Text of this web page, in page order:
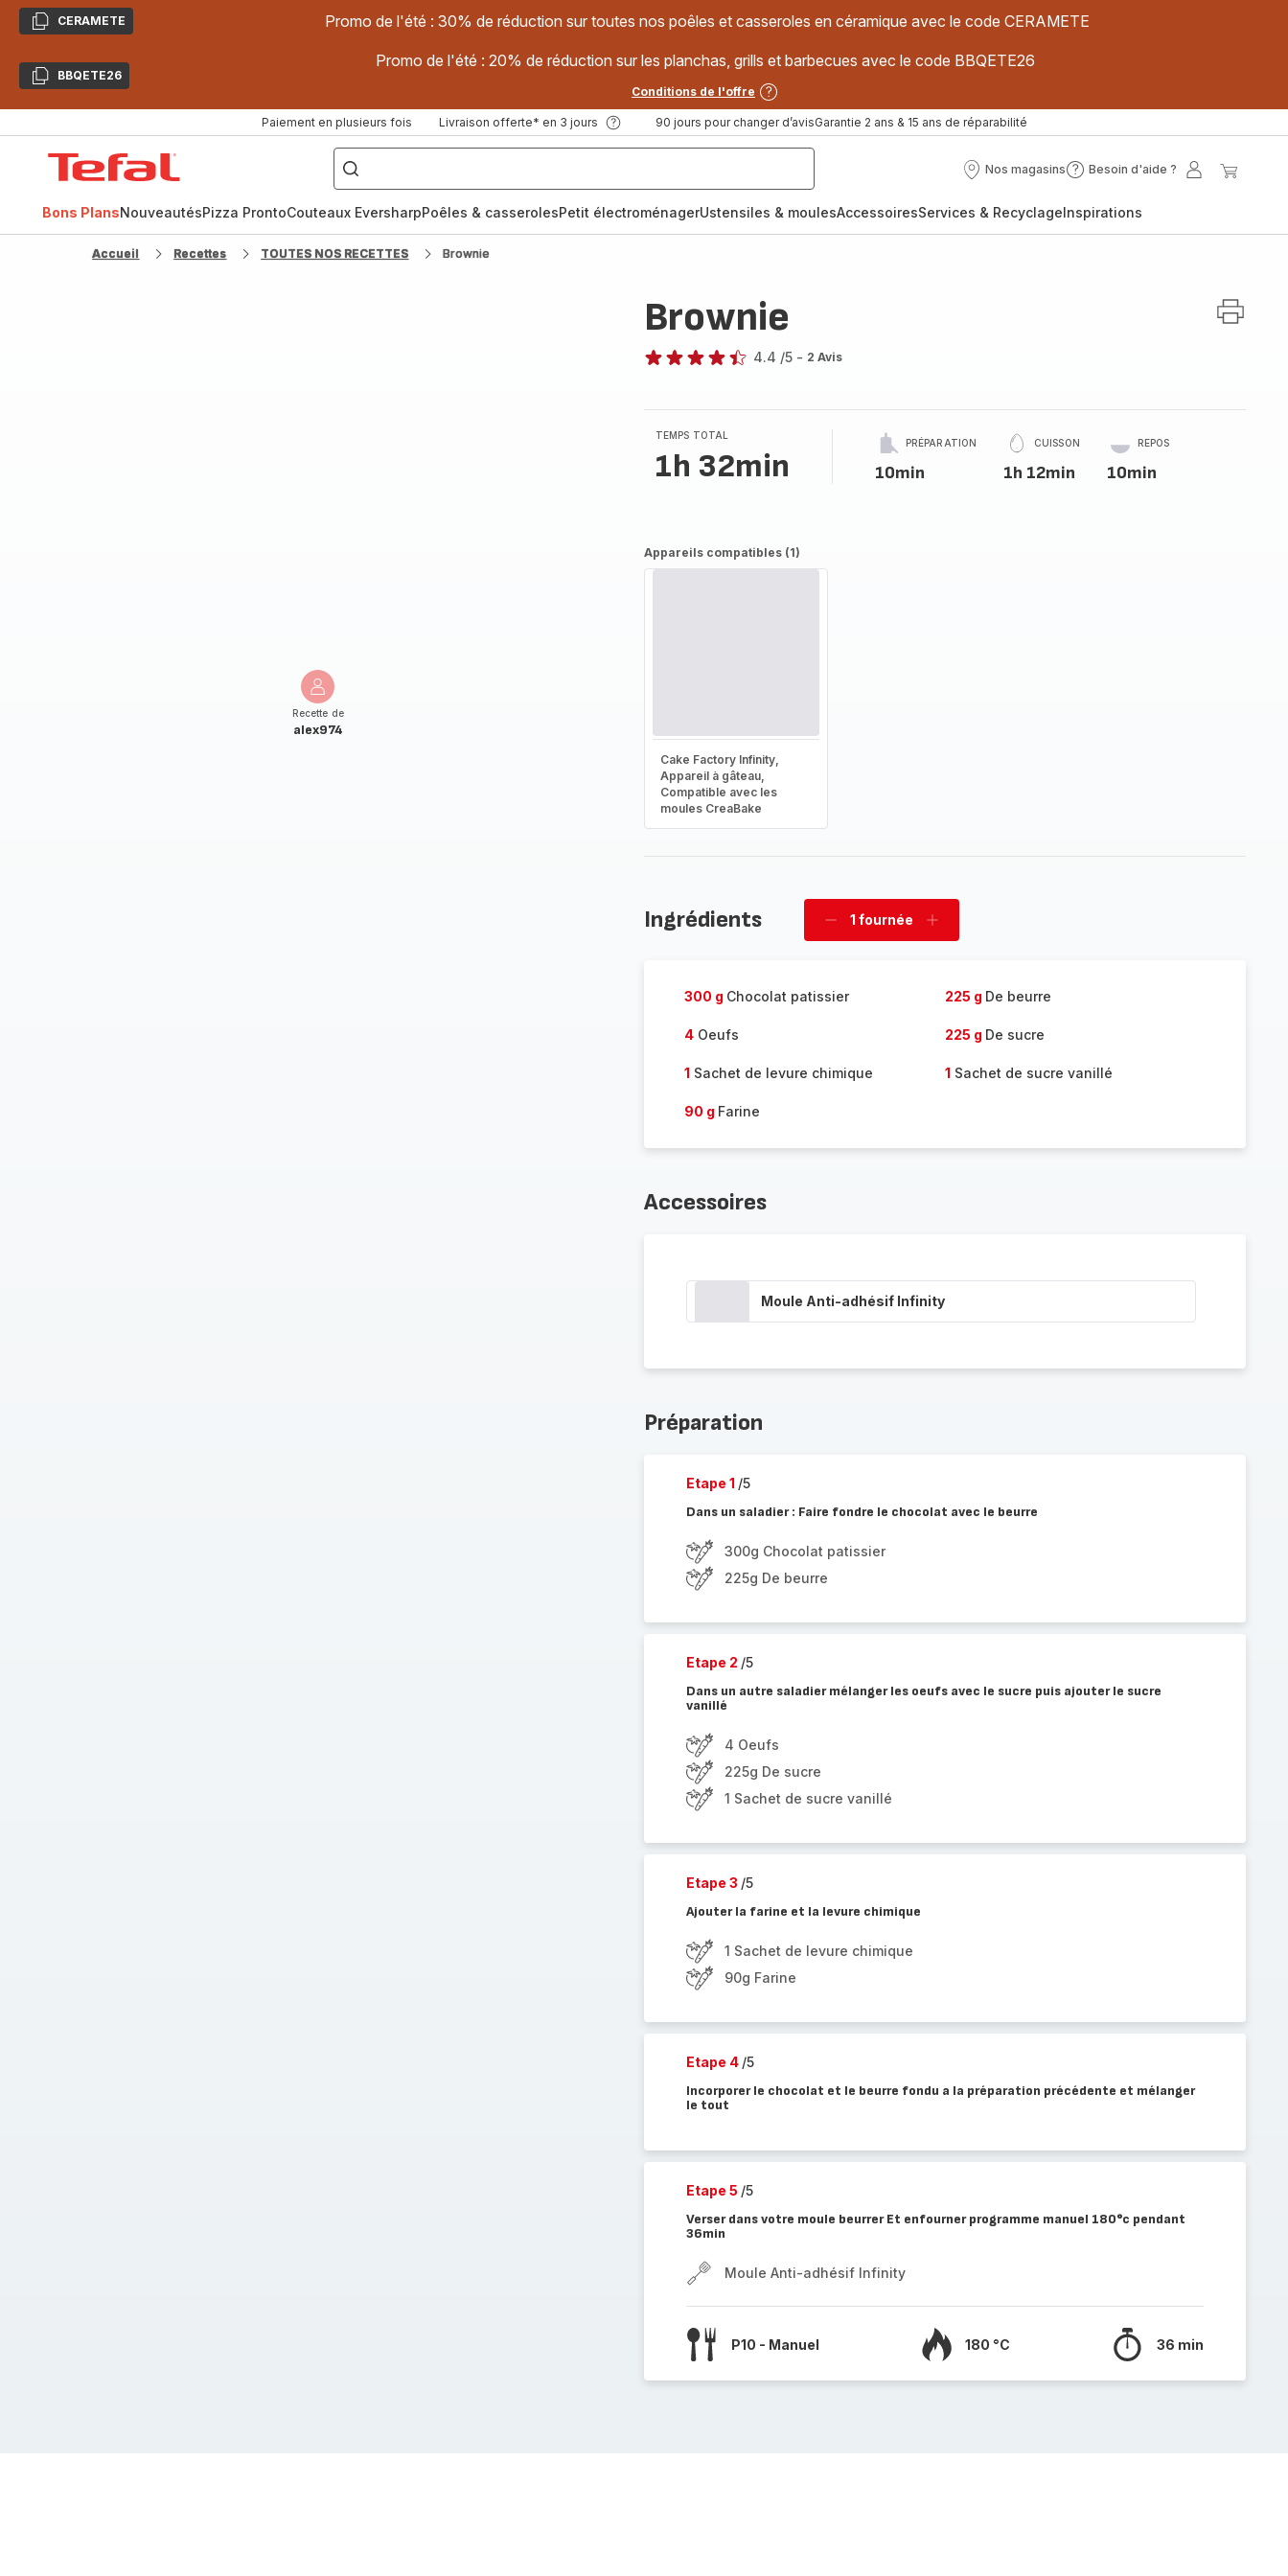
CopierCERAMETE Promo de l'été : 30% de réduction sur toutes nos poêles et casseroles en céramique avec le code CERAMETE
CopierBBQETE26
Promo de l'été : 20% de réduction sur les planchas, grills et barbecues avec le code BBQETE26
Conditions de l'offre
Paiement en plusieurs fois Livraison offerte* en 3 jours 90 jours pour changer d’avisGarantie 2 ans & 15 ans de réparabilité
["Poêles
inox,
Cake
Factory,
Nos magasins
Nos
Besoin d'aide ?
Besoin
?
Mon
Bons PlansNouveautésPizza ProntoCouteaux EversharpPoêles & casserolesPetit électroménagerUstensiles & moulesAccessoiresServices & RecyclageInspirations
Accueil Recettes TOUTES NOS RECETTES Brownie
Recette de
alex974
Brownie
4.4 /5 - 2 Avis
TEMPS TOTAL
1h 32min
PRÉPARATION
10min
CUISSON
1h 12min
REPOS
10min
Appareils compatibles (1)
Cake Factory Infinity,
Appareil à gâteau,
Compatible avec les
moules CreaBake
Ingrédients
Supprimer
1 fournée
Ajouter
300 g Chocolat patissier 225 g De beurre
4Oeufs 225 g De sucre
1 Sachet de levure chimique 1 Sachet de sucre vanillé
90 g Farine
Accessoires
Moule Anti-adhésif Infinity
Préparation
Etape 1 /5
Dans un saladier : Faire fondre le chocolat avec le beurre
300g Chocolat patissier
225g De beurre
Etape 2 /5
Dans un autre saladier mélanger les oeufs avec le sucre puis ajouter le sucre
vanillé
4 Oeufs
225g De sucre
1 Sachet de sucre vanillé
Etape 3 /5
Ajouter la farine et la levure chimique
1 Sachet de levure chimique
90g Farine
Etape 4 /5
Incorporer le chocolat et le beurre fondu a la préparation précédente et mélanger
le tout
Etape 5 /5
Verser dans votre moule beurrer Et enfourner programme manuel 180°c pendant
36min
Moule Anti-adhésif Infinity
P10 - Manuel 180 °C 36 min